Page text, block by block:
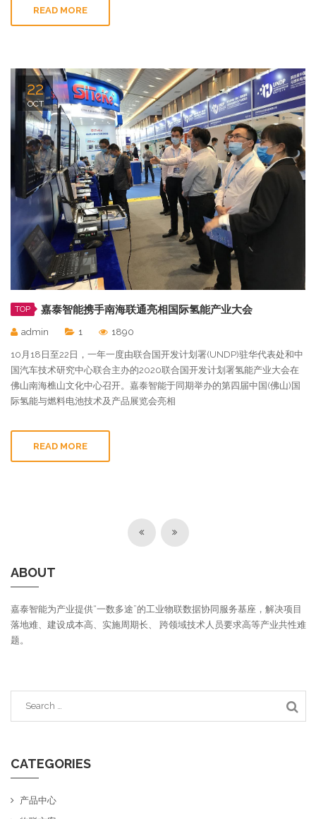
READ MORE
22
OCT
TOP 嘉泰智能携手南海联通亮相国际氢能产业大会
admin 1 1890
10月18日至22日，一年一度由联合国开发计划署(UNDP)驻华代表处和中
国汽车技术研究中心联合主办的2020联合国开发计划署氢能产业大会在
佛山南海樵山文化中心召开。嘉泰智能于同期举办的第四届中国(佛山)国
际氢能与燃料电池技术及产品展览会亮相
READ MORE
ABOUT
嘉泰智能为产业提供“一数多途”的工业物联数据协同服务基座，解决项目
落地难、建设成本高、实施周期长、 跨领域技术人员要求高等产业共性难
题。
CATEGORIES
产品中心